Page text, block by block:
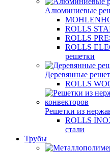
Алюминиевые
ROLLS
ROLLS
ROLLS
решетки
Деревянные
ROLLS
Решетки из
ROLLS
стали
Трубы